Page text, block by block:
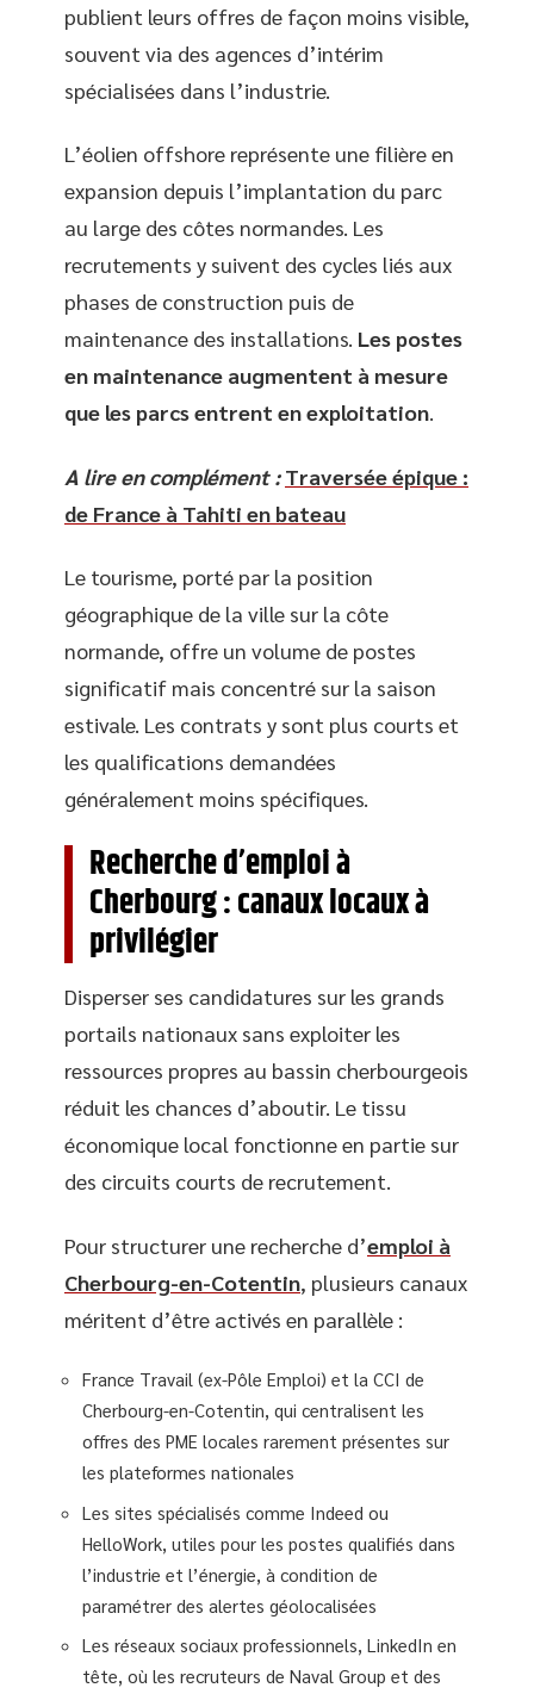
publient leurs offres de façon moins visible,
souvent via des agences d’intérim
spécialisées dans l’industrie.
L’éolien offshore représente une filière en
expansion depuis l’implantation du parc
au large des côtes normandes. Les
recrutements y suivent des cycles liés aux
phases de construction puis de
maintenance des installations. Les postes
en maintenance augmentent à mesure
que les parcs entrent en exploitation.
A lire en complément : Traversée épique :
de France à Tahiti en bateau
Le tourisme, porté par la position
géographique de la ville sur la côte
normande, offre un volume de postes
significatif mais concentré sur la saison
estivale. Les contrats y sont plus courts et
les qualifications demandées
généralement moins spécifiques.
Recherche d’emploi à
Cherbourg : canaux locaux à
privilégier
Disperser ses candidatures sur les grands
portails nationaux sans exploiter les
ressources propres au bassin cherbourgeois
réduit les chances d’aboutir. Le tissu
économique local fonctionne en partie sur
des circuits courts de recrutement.
Pour structurer une recherche d’emploi à
Cherbourg-en-Cotentin, plusieurs canaux
méritent d’être activés en parallèle :
France Travail (ex-Pôle Emploi) et la CCI de
Cherbourg-en-Cotentin, qui centralisent les
offres des PME locales rarement présentes sur
les plateformes nationales
Les sites spécialisés comme Indeed ou
HelloWork, utiles pour les postes qualifiés dans
l’industrie et l’énergie, à condition de
paramétrer des alertes géolocalisées
Les réseaux sociaux professionnels, LinkedIn en
tête, où les recruteurs de Naval Group et des